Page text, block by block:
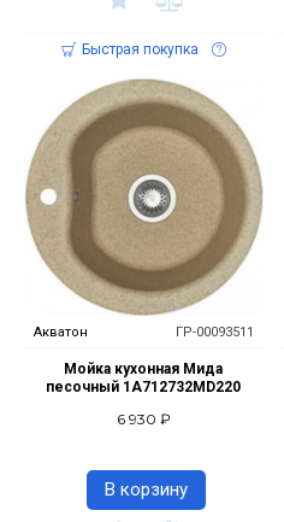
Быстрая покупка
Акватон ГР-00093511
Мойка кухонная Мида
песочный 1A712732MD220
6 930 ₽
В корзину